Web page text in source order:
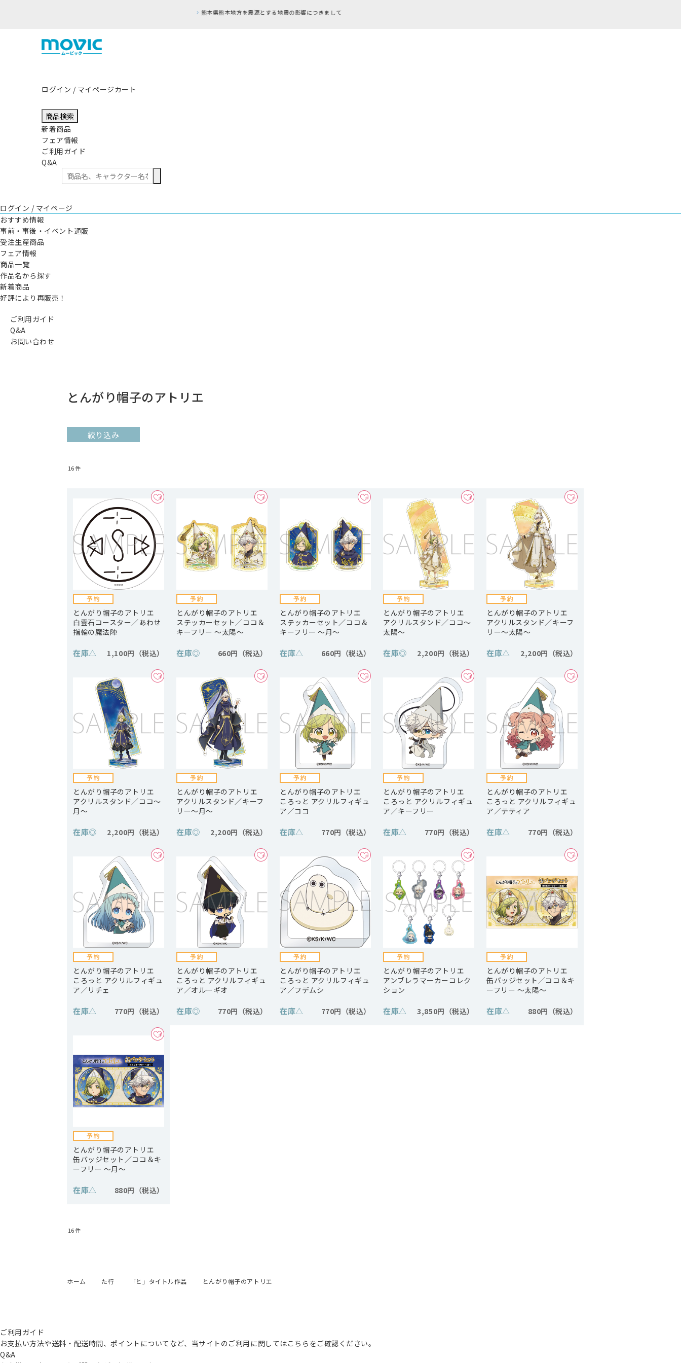
RFC違反アドレスのご利用について
ログイン / マイページカート
商品検索
新着商品
フェア情報
ご利用ガイド
Q&A
ログイン / マイページ
おすすめ情報
事前・事後・イベント通販
受注生産商品
フェア情報
商品一覧
作品名から探す
新着商品
好評により再販売！
ご利用ガイド
Q&A
お問い合わせ
とんがり帽子のアトリエ
絞り込み
16件
とんがり帽子のアトリエ
白雲石コースター／あわせ
指輪の魔法陣
在庫△ 1,100円
とんがり帽子のアトリエ
ステッカーセット／ココ＆
キーフリー ～太陽～
在庫◎ 660円
とんがり帽子のアトリエ
ステッカーセット／ココ＆
キーフリー ～月～
在庫△ 660円
とんがり帽子のアトリエ
アクリルスタンド／ココ～
太陽～
在庫◎ 2,200円
とんがり帽子のアトリエ
アクリルスタンド／キーフ
リー～太陽～
在庫△ 2,200円
とんがり帽子のアトリエ
アクリルスタンド／ココ～
月～
在庫◎ 2,200円
とんがり帽子のアトリエ
アクリルスタンド／キーフ
リー～月～
在庫◎ 2,200円
とんがり帽子のアトリエ
ころっと アクリルフィギュ
ア／ココ
在庫△ 770円
とんがり帽子のアトリエ
ころっと アクリルフィギュ
ア／キーフリー
在庫△ 770円
とんがり帽子のアトリエ
ころっと アクリルフィギュ
ア／テティア
在庫△ 770円
とんがり帽子のアトリエ
ころっと アクリルフィギュ
ア／リチェ
在庫△ 770円
とんがり帽子のアトリエ
ころっと アクリルフィギュ
ア／オルーギオ
在庫◎ 770円
とんがり帽子のアトリエ
ころっと アクリルフィギュ
ア／フデムシ
在庫△ 770円
とんがり帽子のアトリエ
アンブレラマーカーコレク
ション
在庫△ 3,850円
とんがり帽子のアトリエ
缶バッジセット／ココ＆キ
ーフリー ～太陽～
在庫△ 880円
とんがり帽子のアトリエ
缶バッジセット／ココ＆キ
ーフリー ～月～
在庫△ 880円
16件
ホーム た行 「と」タイトル作品 とんがり帽子のアトリエ
ご利用ガイド
お支払い方法や送料・配送時間、ポイントについてなど、当サイトのご利用に関してはこちらをご確認ください。
Q&A